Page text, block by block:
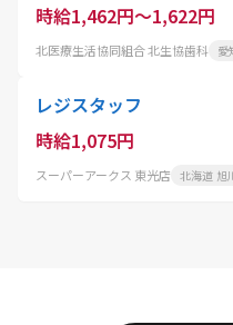
時給1,462円～1,622円
北医療生活協同組合 北生協歯科 愛
レジスタッフ
時給1,075円
スーパーアークス 東光店 北海道 旭